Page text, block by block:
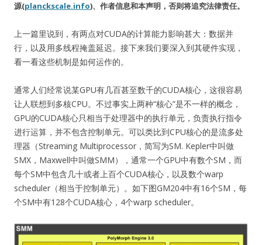
源(planckscale.info)、作者信息和本声明，否则将追究法律责任。
上一篇里说到，有两点对CUDA的计算能力影响甚大：数据并
行，以及用多线程掩盖延迟。接下来我们要深入到其硬件实现，
看一看这些机制是如何运作的。
通常人们经常说某GPU有几百甚至数千的CUDA核心，这很容易
让人联想到多核CPU。不过事实上两种“核心”是不一样的概念，
GPU的CUDA核心只相当于处理器中的执行单元，负责执行指令
进行运算，并不包含控制单元。可以类比到CPU核心的是流多处
理器（Streaming Multiprocessor，简写为SM. Kepler中叫做
SMX，Maxwell中叫做SMM），通常一个GPU中有数个SM，而
每个SM中包含几十或者上百个CUDA核心，以及数个warp
scheduler（相当于控制单元）。如下图GM204中有16个SM，每
个SM中有128个CUDA核心，4个warp scheduler。